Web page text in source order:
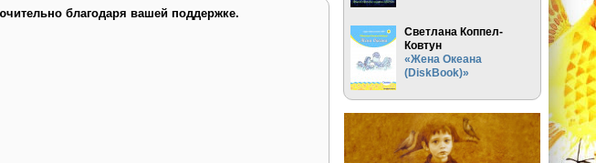
благодаря вашей поддержке.
Светлана Коппел-
Ковтун
«Жена Океана
(DiskBook)»